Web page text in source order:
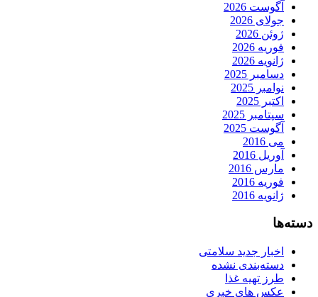
آگوست 2026
جولای 2026
ژوئن 2026
فوریه 2026
ژانویه 2026
دسامبر 2025
نوامبر 2025
اکتبر 2025
سپتامبر 2025
آگوست 2025
می 2016
آوریل 2016
مارس 2016
فوریه 2016
ژانویه 2016
دسته‌ها
اخبار جدید سلامتی
دسته‌بندی نشده
طرز تهیه غذا
عکس های خبری